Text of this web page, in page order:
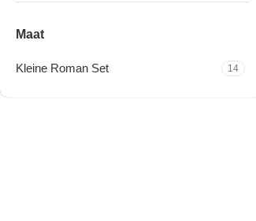
Maat
Kleine Roman Set 14